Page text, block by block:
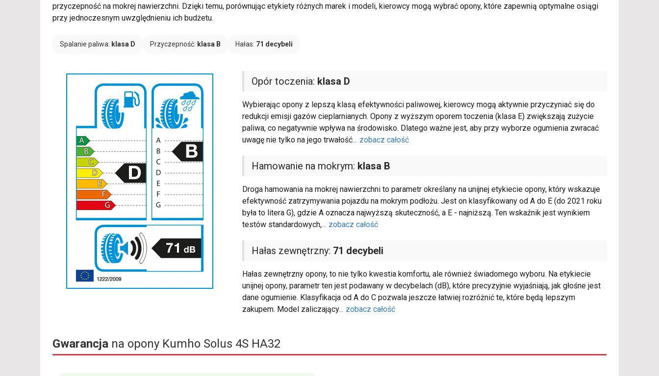
przyczepność na mokrej nawierzchni. Dzięki temu, porównując etykiety różnych marek i modeli, kierowcy mogą wybrać opony, które zapewnią optymalne osiągi
przy jednoczesnym uwzględnieniu ich budżetu.
Spalanie paliwa: klasa D Przyczepność: klasa B Hałas: 71 decybeli
Opór toczenia: klasa D
Wybierając opony z lepszą klasą efektywności paliwowej, kierowcy mogą aktywnie przyczyniać się do
redukcji emisji gazów cieplarnianych. Opony z wyższym oporem toczenia (klasa E) zwiększają zużycie
paliwa, co negatywnie wpływa na środowisko. Dlatego ważne jest, aby przy wyborze ogumienia zwracać
uwagę nie tylko na jego trwałość... zobacz całość
Hamowanie na mokrym: klasa B
Droga hamowania na mokrej nawierzchni to parametr określany na unijnej etykiecie opony, który wskazuje
efektywność zatrzymywania pojazdu na mokrym podłożu. Jest on klasyfikowany od A do E (do 2021 roku
była to litera G), gdzie A oznacza najwyższą skuteczność, a E - najniższą. Ten wskaźnik jest wynikiem
testów standardowych,... zobacz całość
Hałas zewnętrzny: 71 decybeli
Hałas zewnętrzny opony, to nie tylko kwestia komfortu, ale również świadomego wyboru. Na etykiecie
unijnej opony, parametr ten jest podawany w decybelach (dB), które precyzyjnie wyjaśniają, jak głośne jest
dane ogumienie. Klasyfikacja od A do C pozwala jeszcze łatwiej rozróżnić te, które będą lepszym
zakupem. Model zaliczający... zobacz całość
Gwarancja na opony Kumho Solus 4S HA32